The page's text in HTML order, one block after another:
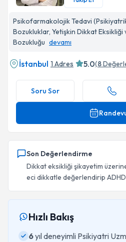
Psikofarmakolojik Tedavi
Bozukluklar, Yetişkin Dikkat
Bozukluğu devamı
İstanbul 1 Adres 5.0(8
Soru Sor
Son Değerlendirme
Dikkat eksikliği şikayetim
eci dikkatle değerlendirip
Hızlı Bakış
6yıl deneyimli Psikiyatri